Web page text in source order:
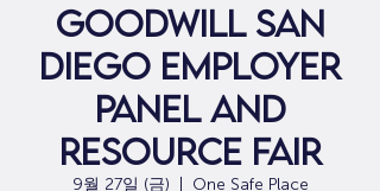
Goodwill San
Diego Employer
Panel and
Resource Fair
9월 27일 (금) One Safe Place